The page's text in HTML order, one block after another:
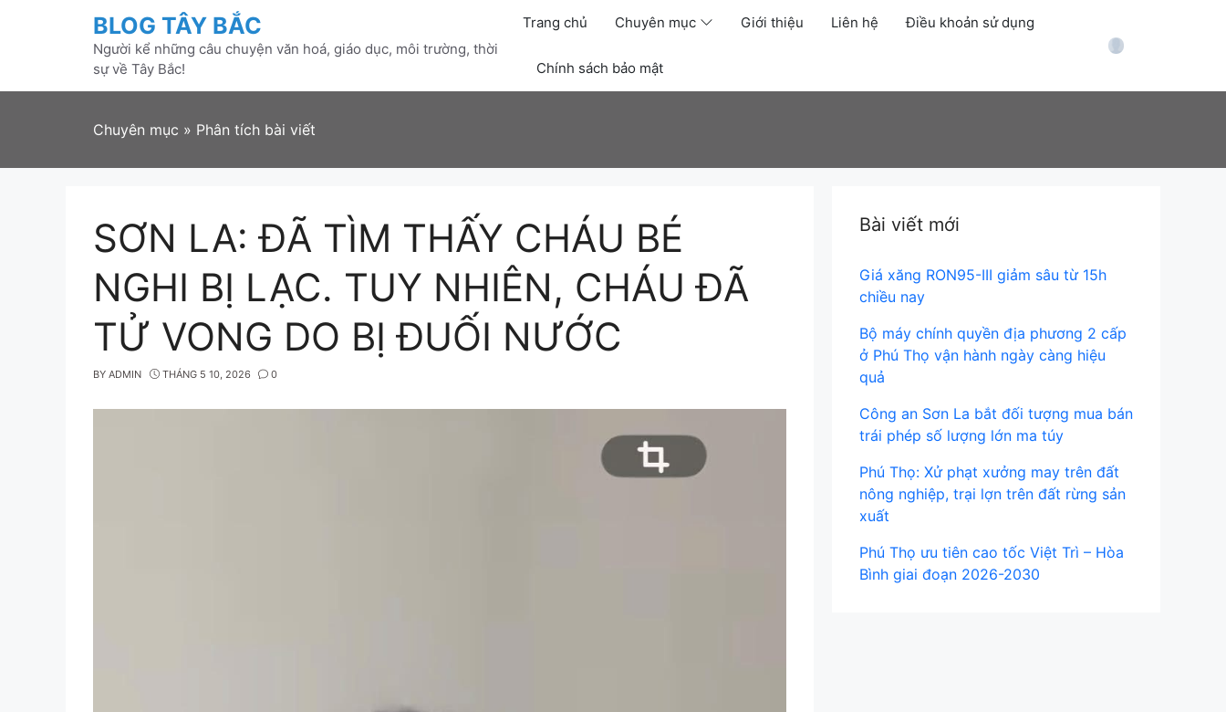
BLOG TÂY BẮC
Người kể những câu chuyện văn hoá, giáo dục, môi trường, thời
sự về Tây Bắc!
Trang chủ Chuyên mục Giới thiệu Liên hệ Điều khoản sử dụng
Chính sách bảo mật
Account
Chuyên mục » Phân tích bài viết
SƠN LA: ĐÃ TÌM THẤY CHÁU BÉ
NGHI BỊ LẠC. TUY NHIÊN, CHÁU ĐÃ
TỬ VONG DO BỊ ĐUỐI NƯỚC
BY ADMIN THÁNG 5 10, 2026 0
Bài viết mới
Giá xăng RON95-III giảm sâu từ 15h
chiều nay
Bộ máy chính quyền địa phương 2 cấp
ở Phú Thọ vận hành ngày càng hiệu
quả
Công an Sơn La bắt đối tượng mua bán
trái phép số lượng lớn ma túy
Phú Thọ: Xử phạt xưởng may trên đất
nông nghiệp, trại lợn trên đất rừng sản
xuất
Phú Thọ ưu tiên cao tốc Việt Trì – Hòa
Bình giai đoạn 2026-2030